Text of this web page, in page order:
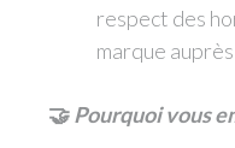
respect des
marque
🤝Pourquoi vous